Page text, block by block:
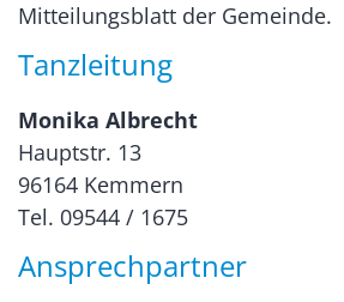
Mitteilungsblatt der Gemeinde.
Tanzleitung
Monika Albrecht
Hauptstr. 13
96164 Kemmern
Tel. 09544 / 1675
Ansprechpartner